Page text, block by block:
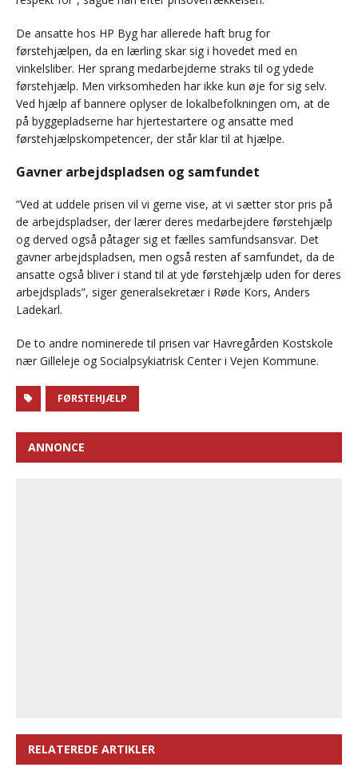
De ansatte hos HP Byg har allerede haft brug for
førstehjælpen, da en lærling skar sig i hovedet med en
vinkelsliber. Her sprang medarbejderne straks til og ydede
førstehjælp. Men virksomheden har ikke kun øje for sig selv.
Ved hjælp af bannere oplyser de lokalbefolkningen om, at de
på byggepladserne har hjertestartere og ansatte med
førstehjælpskompetencer, der står klar til at hjælpe.
Gavner arbejdspladsen og samfundet
”Ved at uddele prisen vil vi gerne vise, at vi sætter stor pris på
de arbejdspladser, der lærer deres medarbejdere førstehjælp
og derved også påtager sig et fælles samfundsansvar. Det
gavner arbejdspladsen, men også resten af samfundet, da de
ansatte også bliver i stand til at yde førstehjælp uden for deres
arbejdsplads”, siger generalsekretær i Røde Kors, Anders
Ladekarl.
De to andre nominerede til prisen var Havregården Kostskole
nær Gilleleje og Socialpsykiatrisk Center i Vejen Kommune.
FØRSTEHJÆLP
ANNONCE
RELATEREDE ARTIKLER